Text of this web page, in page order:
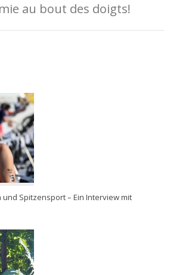
au bout des doigts!
Spitzensport – Ein Interview mit